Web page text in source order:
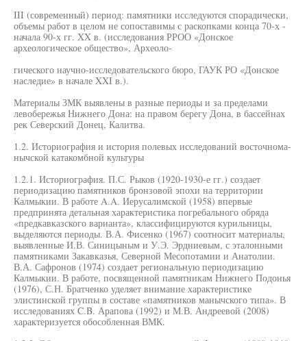
III (современный) период: памятники исследуются спорадически,
объемы работ в целом не сопоставимы с раскопками конца 70-х -
начала 90-х гг. XX в. (исследования РРОО «Донское
археологическое общество», Археоло-
гического научно-исследовательского бюро, ГАУК РО «Донское
наследие» в начале XXI в.).
Материалы ЗМК выявлены в разные периоды и за пределами
левобережья Нижнего Дона: на правом берегу Дона, в бассейнах
рек Северский Донец, Калитва.
1.2. Историография и история полевых исследований восточнома-
нычской катакомбной культуры
1.2.1. Историография. П.С. Рыков (1920-1930-е гг.) создает
периодизацию памятников бронзовой эпохи на территории
Калмыкии. В работе A.A. Иерусалимской (1958) впервые
предпринята детальная характеристика погребального обряда
«предкавказского варианта», классифицируются курильницы,
выделяются периоды. В.А. Фисенко (1967) соотносит материалы,
выявленные И.В. Синицыным и У.Э. Эрдниевым, с эталонными
памятниками Закавказья, Северной Месопотамии и Анатолии.
В.А. Сафронов (1974) создает региональную периодизацию
Калмыкии. В работе, посвященной памятникам Нижнего Подонья
(1976), С.Н. Братченко уделяет внимание характеристике
элистинской группы в составе «памятников манычского типа». В
исследованиях C.B. Арапова (1992) и М.В. Андреевой (2008)
характеризуется обособленная ВМК.